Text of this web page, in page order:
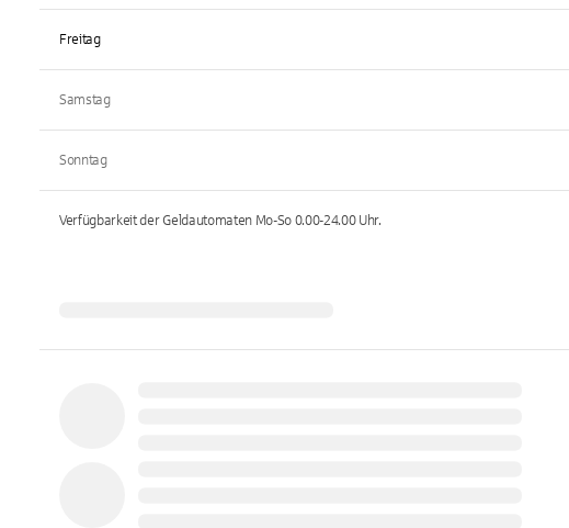
Freitag
Samstag
Sonntag
Verfügbarkeit der Geldautomaten Mo-So 0.00-24.00Uhr.